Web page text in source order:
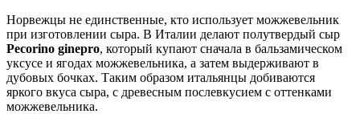
Норвежцы не единственные, кто использует можжевельник
при изготовлении сыра. В Италии делают полутвердый сыр
Pecorino ginepro, который купают сначала в бальзамическом
уксусе и ягодах можжевельника, а затем выдерживают в
дубовых бочках. Таким образом итальянцы добиваются
яркого вкуса сыра, с древесным послевкусием с оттенками
можжевельника.